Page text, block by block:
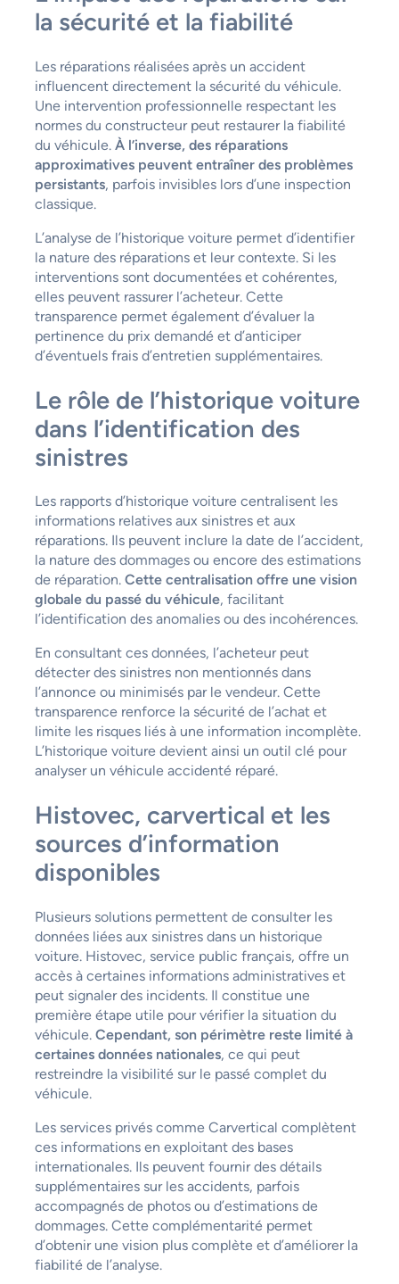
la sécurité et la fiabilité
Les réparations réalisées après un accident
influencent directement la sécurité du véhicule.
Une intervention professionnelle respectant les
normes du constructeur peut restaurer la fiabilité
du véhicule. À l’inverse, des réparations
approximatives peuvent entraîner des problèmes
persistants, parfois invisibles lors d’une inspection
classique.
L’analyse de l’historique voiture permet d’identifier
la nature des réparations et leur contexte. Si les
interventions sont documentées et cohérentes,
elles peuvent rassurer l’acheteur. Cette
transparence permet également d’évaluer la
pertinence du prix demandé et d’anticiper
d’éventuels frais d’entretien supplémentaires.
Le rôle de l’historique voiture
dans l’identification des
sinistres
Les rapports d’historique voiture centralisent les
informations relatives aux sinistres et aux
réparations. Ils peuvent inclure la date de l’accident,
la nature des dommages ou encore des estimations
de réparation. Cette centralisation offre une vision
globale du passé du véhicule, facilitant
l’identification des anomalies ou des incohérences.
En consultant ces données, l’acheteur peut
détecter des sinistres non mentionnés dans
l’annonce ou minimisés par le vendeur. Cette
transparence renforce la sécurité de l’achat et
limite les risques liés à une information incomplète.
L’historique voiture devient ainsi un outil clé pour
analyser un véhicule accidenté réparé.
Histovec, carvertical et les
sources d’information
disponibles
Plusieurs solutions permettent de consulter les
données liées aux sinistres dans un historique
voiture. Histovec, service public français, offre un
accès à certaines informations administratives et
peut signaler des incidents. Il constitue une
première étape utile pour vérifier la situation du
véhicule. Cependant, son périmètre reste limité à
certaines données nationales, ce qui peut
restreindre la visibilité sur le passé complet du
véhicule.
Les services privés comme Carvertical complètent
ces informations en exploitant des bases
internationales. Ils peuvent fournir des détails
supplémentaires sur les accidents, parfois
accompagnés de photos ou d’estimations de
dommages. Cette complémentarité permet
d’obtenir une vision plus complète et d’améliorer la
fiabilité de l’analyse.